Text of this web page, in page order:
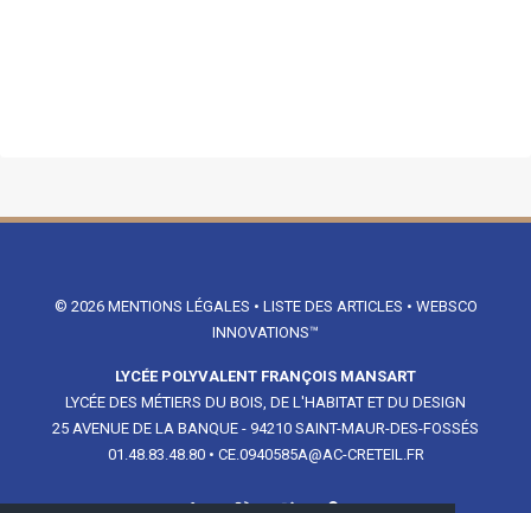
© 2026 MENTIONS LÉGALES • LISTE DES ARTICLES • WEBSCO
INNOVATIONS™
LYCÉE POLYVALENT FRANÇOIS MANSART
LYCÉE DES MÉTIERS DU BOIS, DE L'HABITAT ET DU DESIGN
25 AVENUE DE LA BANQUE - 94210 SAINT-MAUR-DES-FOSSÉS
01.48.83.48.80• CE.0940585A@AC-CRETEIL.FR